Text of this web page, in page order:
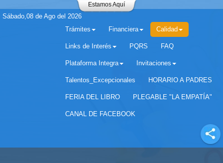
Estamos Aquí
Sábado,08 de Ago del 2026
Trámites
Financiera Calidad
Links de Interés PQRS FAQ
Plataforma Integra Invitaciones
Talentos_Excepcionales HORARIO A PADRES
FERIA DEL LIBRO PLEGABLE "LA EMPATÍA"
CANAL DE FACEBOOK